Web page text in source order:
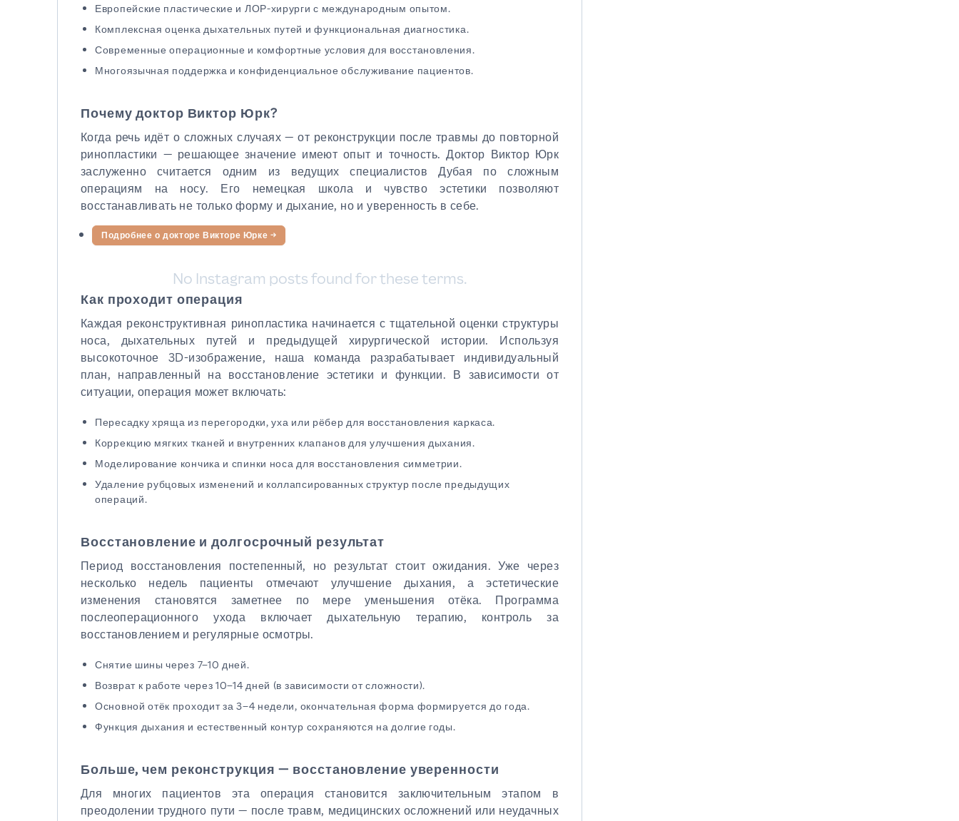
Европейские пластические и ЛОР-хирурги с международным опытом.
Комплексная оценка дыхательных путей и функциональная диагностика.
Современные операционные и комфортные условия для восстановления.
Многоязычная поддержка и конфиденциальное обслуживание пациентов.
Почему доктор Виктор Юрк?
Когда речь идёт о сложных случаях — от реконструкции после травмы до повторной
ринопластики — решающее значение имеют опыт и точность. Доктор Виктор Юрк
заслуженно считается одним из ведущих специалистов Дубая по сложным
операциям на носу. Его немецкая школа и чувство эстетики позволяют
восстанавливать не только форму и дыхание, но и уверенность в себе.
Подробнее о докторе Викторе Юрке →
No Instagram posts found for these terms.
Как проходит операция
Каждая реконструктивная ринопластика начинается с тщательной оценки структуры
носа, дыхательных путей и предыдущей хирургической истории. Используя
высокоточное 3D-изображение, наша команда разрабатывает индивидуальный
план, направленный на восстановление эстетики и функции. В зависимости от
ситуации, операция может включать:
Пересадку хряща из перегородки, уха или рёбер для восстановления каркаса.
Коррекцию мягких тканей и внутренних клапанов для улучшения дыхания.
Моделирование кончика и спинки носа для восстановления симметрии.
Удаление рубцовых изменений и коллапсированных структур после предыдущих
операций.
Восстановление и долгосрочный результат
Период восстановления постепенный, но результат стоит ожидания. Уже через
несколько недель пациенты отмечают улучшение дыхания, а эстетические
изменения становятся заметнее по мере уменьшения отёка. Программа
послеоперационного ухода включает дыхательную терапию, контроль за
восстановлением и регулярные осмотры.
Снятие шины через 7–10 дней.
Возврат к работе через 10–14 дней (в зависимости от сложности).
Основной отёк проходит за 3–4 недели, окончательная форма формируется до года.
Функция дыхания и естественный контур сохраняются на долгие годы.
Больше, чем реконструкция — восстановление уверенности
Для многих пациентов эта операция становится заключительным этапом в
преодолении трудного пути — после травм, медицинских осложнений или неудачных